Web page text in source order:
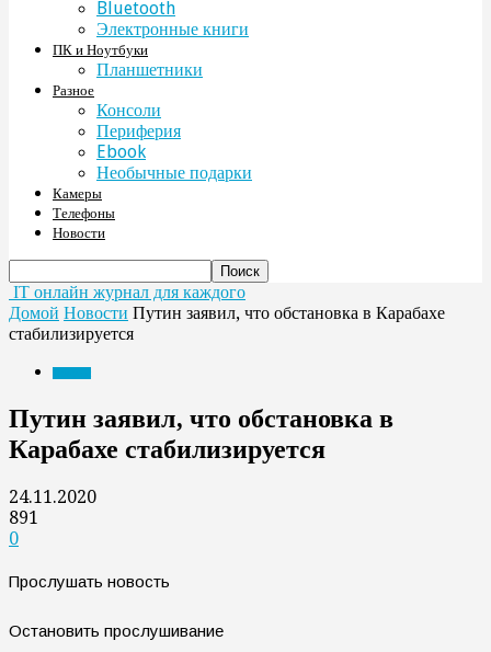
Bluetooth
Электронные книги
ПК и Ноутбуки
Планшетники
Разное
Консоли
Периферия
Ebook
Необычные подарки
Камеры
Телефоны
Новости
IT онлайн журнал для каждого
Домой Новости Путин заявил, что обстановка в Карабахе
стабилизируется
Путин заявил, что обстановка в
Карабахе стабилизируется
24.11.2020
891
0
Прослушать новость
Остановить прослушивание